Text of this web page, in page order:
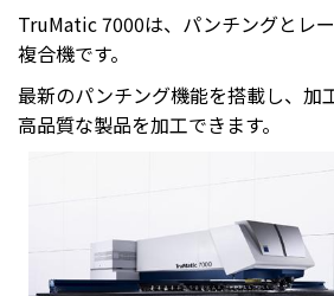
TruMatic 7000は、パンチングとレ
複合機です。
最新のパンチング機能を搭載し、加
高品質な製品を加工できます。